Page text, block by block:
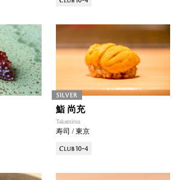
鮨 尚充
Takamitsu
寿司 / 東京